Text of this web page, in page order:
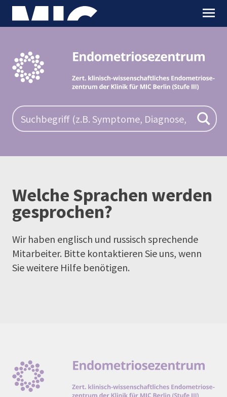
Welche Sprachen werden
gesprochen?
Wir haben englisch und russisch sprechende
Mitarbeiter. Bitte kontaktieren Sie uns, wenn
Sie weitere Hilfe benötigen.